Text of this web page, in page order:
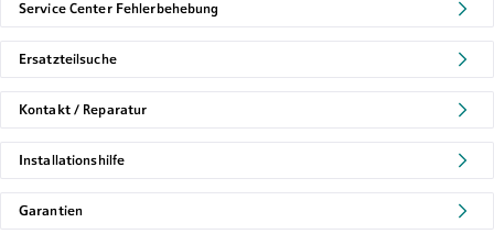
Service Center Fehlerbehebung
Ersatzteilsuche
Kontakt / Reparatur
Installationshilfe
Garantien